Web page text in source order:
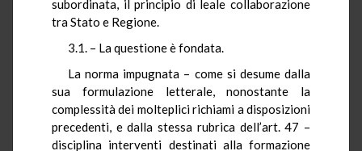
subordinata, il principio di leale collaborazione
tra Stato e Regione.
3.1. – La questione è fondata.
La norma impugnata – come si desume dalla
sua formulazione letterale, nonostante la
complessità dei molteplici richiami a disposizioni
precedenti, e dalla stessa rubrica dell’art. 47 –
disciplina interventi destinati alla formazione